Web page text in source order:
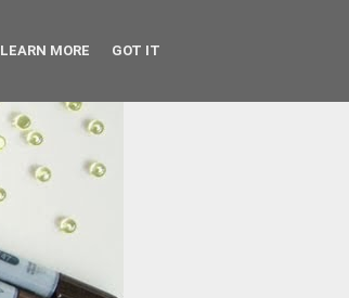
LEARN MORE GOT IT